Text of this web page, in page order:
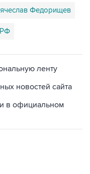
Федорищев
ленту
новостей сайта
в официальном